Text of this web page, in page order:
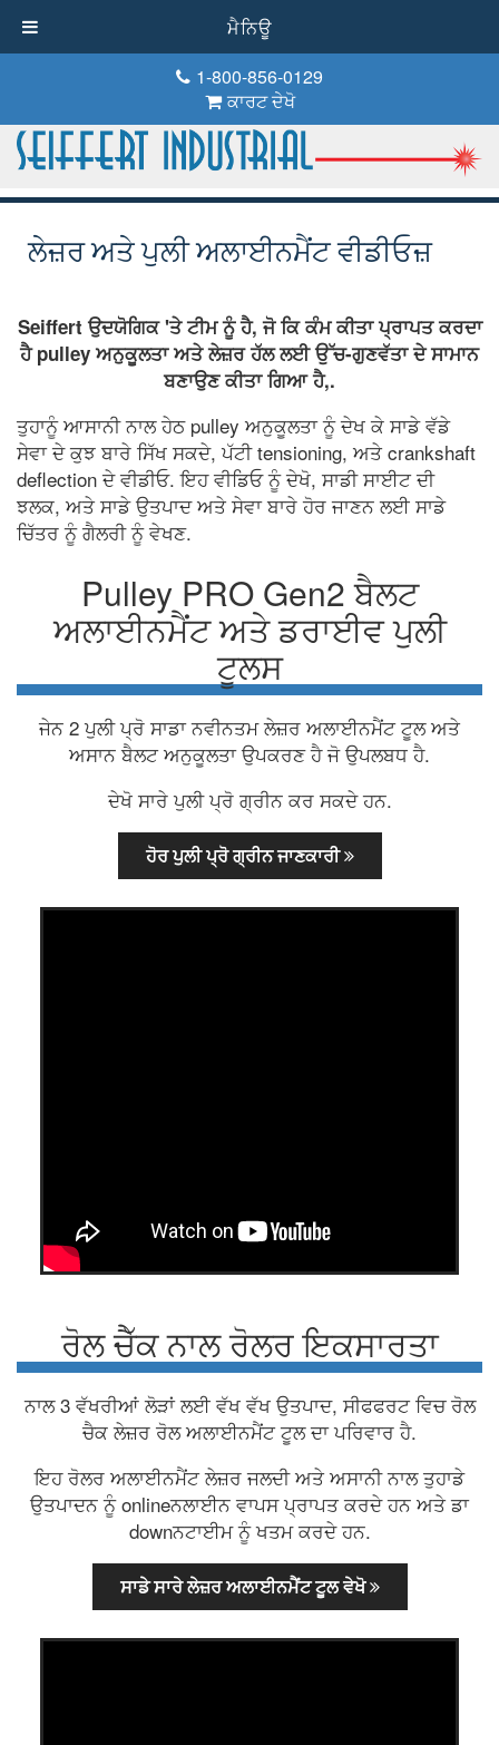
1-800-856-0129
ਕਾਰਟ ਦੇਖੋ
ਲੇਜ਼ਰ ਅਤੇ ਪੁਲੀ ਅਲਾਈਨਮੈਂਟ ਵੀਡੀਓਜ਼
Seiffert ਉਦਯੋਗਿਕ 'ਤੇ ਟੀਮ ਨੂੰ ਹੈ, ਜੋ ਕਿ ਕੰਮ ਕੀਤਾ ਪ੍ਰਾਪਤ ਕਰਦਾ
ਹੈ pulley ਅਨੁਕੂਲਤਾ ਅਤੇ ਲੇਜ਼ਰ ਹੱਲ ਲਈ ਉੱਚ-ਗੁਣਵੱਤਾ ਦੇ ਸਾਮਾਨ
ਬਣਾਉਣ ਕੀਤਾ ਗਿਆ ਹੈ,.
ਤੁਹਾਨੂੰ ਆਸਾਨੀ ਨਾਲ ਹੇਠ pulley ਅਨੁਕੂਲਤਾ ਨੂੰ ਦੇਖ ਕੇ ਸਾਡੇ ਵੱਡੇ
ਸੇਵਾ ਦੇ ਕੁਝ ਬਾਰੇ ਸਿੱਖ ਸਕਦੇ, ਪੱਟੀ tensioning, ਅਤੇ crankshaft
deflection ਦੇ ਵੀਡੀਓ. ਇਹ ਵੀਡਿਓ ਨੂੰ ਦੇਖੋ, ਸਾਡੀ ਸਾਈਟ ਦੀ
ਝਲਕ, ਅਤੇ ਸਾਡੇ ਉਤਪਾਦ ਅਤੇ ਸੇਵਾ ਬਾਰੇ ਹੋਰ ਜਾਣਨ ਲਈ ਸਾਡੇ
ਚਿੱਤਰ ਨੂੰ ਗੈਲਰੀ ਨੂੰ ਵੇਖਣ.
Pulley PRO Gen2 ਬੈਲਟ
ਅਲਾਈਨਮੈਂਟ ਅਤੇ ਡਰਾਈਵ ਪੁਲੀ
ਟੂਲਸ
ਜੇਨ 2 ਪੁਲੀ ਪ੍ਰੋ ਸਾਡਾ ਨਵੀਨਤਮ ਲੇਜ਼ਰ ਅਲਾਈਨਮੈਂਟ ਟੂਲ ਅਤੇ
ਅਸਾਨ ਬੈਲਟ ਅਨੁਕੂਲਤਾ ਉਪਕਰਣ ਹੈ ਜੋ ਉਪਲਬਧ ਹੈ.
ਦੇਖੋ ਸਾਰੇ ਪੁਲੀ ਪ੍ਰੋ ਗ੍ਰੀਨ ਕਰ ਸਕਦੇ ਹਨ.
ਹੋਰ ਪੁਲੀ ਪ੍ਰੋ ਗ੍ਰੀਨ ਜਾਣਕਾਰੀ
ਰੋਲ ਚੈੱਕ ਨਾਲ ਰੋਲਰ ਇਕਸਾਰਤਾ
ਨਾਲ 3 ਵੱਖਰੀਆਂ ਲੋੜਾਂ ਲਈ ਵੱਖ ਵੱਖ ਉਤਪਾਦ, ਸੀਫਫਰਟ ਵਿਚ ਰੋਲ
ਚੈਕ ਲੇਜ਼ਰ ਰੋਲ ਅਲਾਈਨਮੈਂਟ ਟੂਲ ਦਾ ਪਰਿਵਾਰ ਹੈ.
ਇਹ ਰੋਲਰ ਅਲਾਈਨਮੈਂਟ ਲੇਜ਼ਰ ਜਲਦੀ ਅਤੇ ਅਸਾਨੀ ਨਾਲ ਤੁਹਾਡੇ
ਉਤਪਾਦਨ ਨੂੰ onlineਨਲਾਈਨ ਵਾਪਸ ਪ੍ਰਾਪਤ ਕਰਦੇ ਹਨ ਅਤੇ ਡਾ
downਨਟਾਈਮ ਨੂੰ ਖਤਮ ਕਰਦੇ ਹਨ.
ਸਾਡੇ ਸਾਰੇ ਲੇਜ਼ਰ ਅਲਾਈਨਮੈਂਟ ਟੂਲ ਵੇਖੋ
ਮੈਨਿਊ